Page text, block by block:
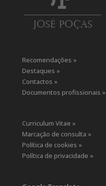
Recomendações »
Destaques »
Contactos »
Documentos profissionais »
Curriculum Vitae »
Marcação de consulta »
Política de cookies »
Política de privacidade »